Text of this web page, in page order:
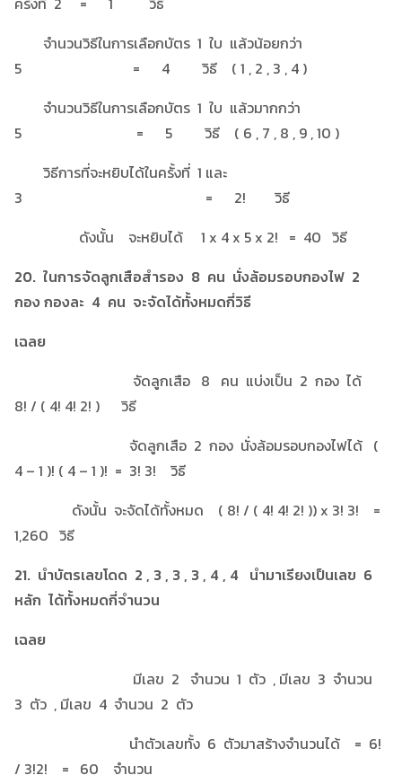
จำนวนวิธีในการเลือกบัตร 1 ใบ แล้วน้อยกว่า
5 = 4 วิธี ( 1 , 2 , 3 , 4 )
จำนวนวิธีในการเลือกบัตร 1 ใบ แล้วมากกว่า
5 = 5 วิธี ( 6 , 7 , 8 , 9 , 10 )
วิธีการที่จะหยิบได้ในครั้งที่ 1 และ
3 = 2! วิธี
ดังนั้น จะหยิบได้ 1 x 4 x 5 x 2! = 40 วิธี
20. ในการจัดลูกเสือสำรอง 8 คน นั่งล้อมรอบกองไฟ 2
กอง กองละ 4 คน จะจัดได้ทั้งหมดกี่วิธี
เฉลย
จัดลูกเสือ 8 คน แบ่งเป็น 2 กอง ได้
8! / ( 4! 4! 2! ) วิธี
จัดลูกเสือ 2 กอง นั่งล้อมรอบกองไฟได้ (
4 – 1 )! ( 4 – 1 )! = 3! 3! วิธี
ดังนั้น จะจัดได้ทั้งหมด ( 8! / ( 4! 4! 2! )) x 3! 3! =
1,260 วิธี
21. นำบัตรเลขโดด 2 , 3 , 3 , 3 , 4 , 4 นำมาเรียงเป็นเลข 6
หลัก ได้ทั้งหมดกี่จำนวน
เฉลย
มีเลข 2 จำนวน 1 ตัว , มีเลข 3 จำนวน
3 ตัว , มีเลข 4 จำนวน 2 ตัว
นำตัวเลขทั้ง 6 ตัวมาสร้างจำนวนได้ = 6!
/ 3!2! = 60 จำนวน